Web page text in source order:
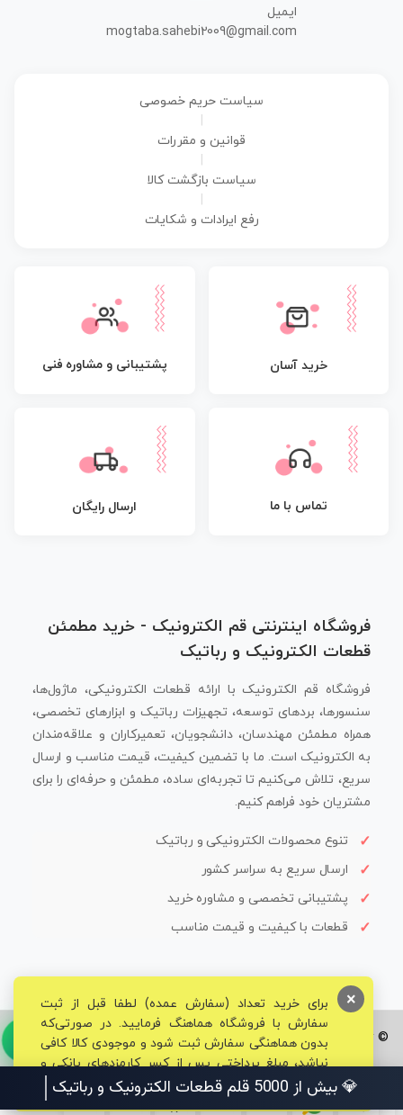
ایمیل
mogtaba.sahebi2009@gmail.com
سیاست حریم خصوصی
قوانین و مقررات
سیاست بازگشت کالا
رفع ایرادات و شکایات
خرید آسان پشتیبانی و مشاوره فنی
تماس با ما ارسال رایگان
فروشگاه اینترنتی قم الکترونیک - خرید مطمئن
قطعات الکترونیک و رباتیک
فروشگاه قم الکترونیک با ارائه قطعات الکترونیکی، ماژول‌ها،
سنسورها، بردهای توسعه، تجهیزات رباتیک و ابزارهای تخصصی،
همراه مطمئن مهندسان، دانشجویان، تعمیرکاران و علاقه‌مندان
به الکترونیک است. ما با تضمین کیفیت، قیمت مناسب و ارسال
سریع، تلاش می‌کنیم تا تجربه‌ای ساده، مطمئن و حرفه‌ای را برای
مشتریان خود فراهم کنیم.
تنوع محصولات الکترونیکی و رباتیک
ارسال سریع به سراسر کشور
پشتیبانی تخصصی و مشاوره خرید
قطعات با کیفیت و قیمت مناسب
© تمامی حقوق برای فروشگاه تخصصی قم الکترونیک محفوظ می‌باشد.
برای خرید تعداد (سفارش عمده) لطفا قبل از ثبت
سفارش با فروشگاه هماهنگ فرمایید. در صورتی‌که
بدون هماهنگی سفارش ثبت شود و موجودی کالا کافی
نباشد، مبلغ پرداختی پس از کسر کارمزدهای بانکی و
مالیاتی به حساب شما بازگشت داده خواهد شد.
×
💎 بیش از 5000 قلم قطعات الکترونیک و رباتیک